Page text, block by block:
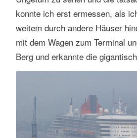
konnte ich erst ermessen, als
weitem durch andere Häuser
mit dem Wagen zum Terminal
Berg und erkannte die